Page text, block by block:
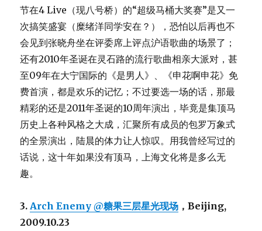
节在4 Live（现八号桥）的“超级马桶大奖赛”是又一
次搞笑盛宴（糜绪洋同学安在？），恐怕以后再也不
会见到张晓舟坐在评委席上评点沪语歌曲的场景了；
还有2010年圣诞在灵石路的流行歌曲相亲大派对，甚
至09年在大宁国际的《是男人》、《申花啊申花》免
费首演，都是欢乐的记忆；不过要选一场的话，那最
精彩的还是2011年圣诞的10周年演出，毕竟是集顶马
历史上各种风格之大成，汇聚所有成员的包罗万象式
的全景演出，陆晨的体力让人惊叹。用我曾经写过的
话说，这十年如果没有顶马，上海文化将是多么无
趣。
3.Arch Enemy @糖果三层星光现场 ，Beijing,
2009.10.23